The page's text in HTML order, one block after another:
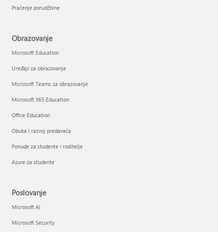
Praćenje porudžbine
Obrazovanje
Microsoft Education
Uređaji za obrazovanje
Microsoft Teams za obrazovanje
Microsoft 365 Education
Office Education
Obuka i razvoj predavača
Ponude za studente i roditelje
Azure za studente
Poslovanje
Microsoft AI
Microsoft Security